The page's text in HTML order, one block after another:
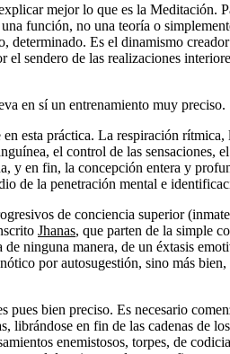
mejor lo que es la Meditación.
función, no una teoría o
determinado. Es el dinamismo
el sendero de las realizaciones
en sí un entrenamiento muy preciso.
esta práctica. La respiración
el control de las sensaciones,
y en fin, la concepción entera y
de la penetración mental e
de conciencia superior
Jhanas, que parten de la simple
de ninguna manera, de un éxtasis
por autosugestión, sino más
pues bien preciso. Es necesario
librándose en fin de las cadenas de
enemistosos, torpes, de